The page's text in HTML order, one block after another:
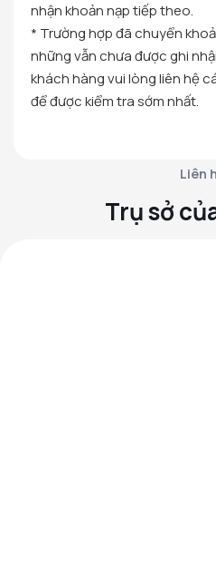
nhận khoản nạp tiếp theo.
* Trường hợp đã chuyển
những vẫn chưa được ghi
khách hàng vui lòng liên hệ
để được kiểm tra sớm nhất.
Liên
Trụ sở